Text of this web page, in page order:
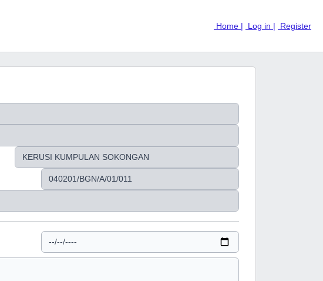
Home | Log in | Register